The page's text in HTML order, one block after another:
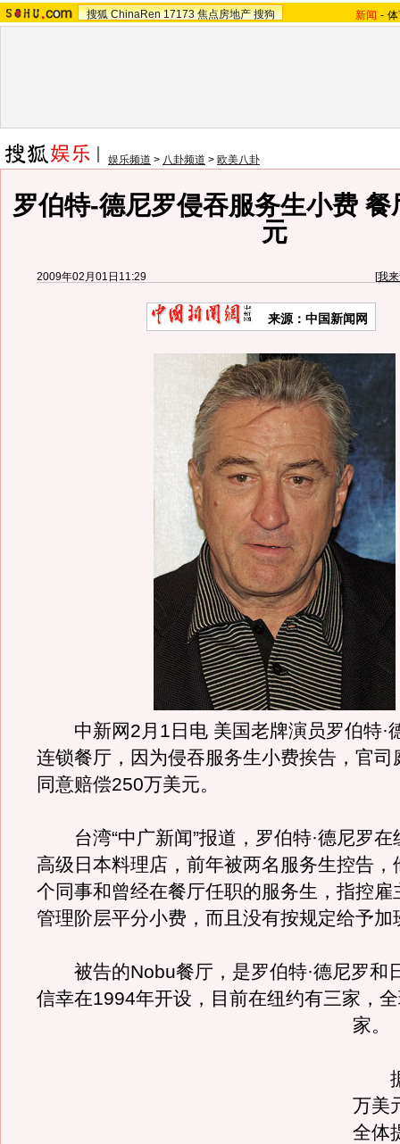
搜狐 ChinaRen 17173 焦点房地产 搜狗 新闻 -
娱乐频道 > 八卦频道 > 欧美八卦
罗伯特-德尼罗侵吞服务生小费 餐
元
2009年02月01日11:29 [我
来源：中国新闻网
中新网2月1日电 美国老牌演员罗伯特·
连锁餐厅，因为侵吞服务生小费挨告，官司
同意赔偿250万美元。
台湾“中广新闻”报道，罗伯特·德尼罗在
高级日本料理店，前年被两名服务生控告，
个同事和曾经在餐厅任职的服务生，指控雇
管理阶层平分小费，而且没有按规定给予加
被告的Nobu餐厅，是罗伯特·德尼罗和
信幸在1994年开设，目前在纽约有三家，
家。
据
万美
全体